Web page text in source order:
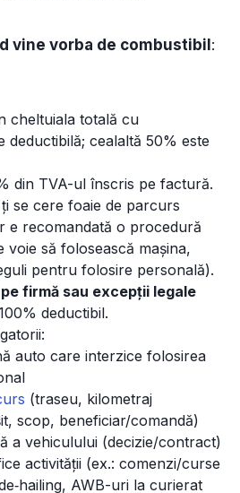
vine vorba de combustibil:
cheltuiala totală cu
deductibilă; cealaltă 50% este
din TVA-ul înscris pe factură.
se cere foaie de parcurs
e recomandată o procedură
voie să folosească mașina,
pentru folosire personală).
firmă sau excepții legale
deductibil.
auto care interzice folosirea
(traseu, kilometraj
scop, beneficiar/comandă)
a vehiculului (decizie/contract)
activității (ex.: comenzi/curse
AWB-uri la curierat